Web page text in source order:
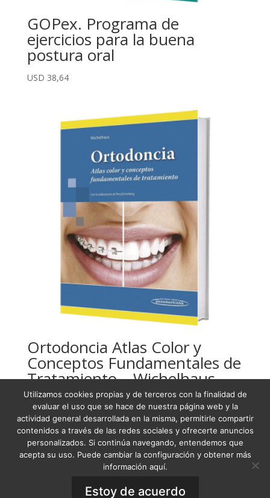
GOPex. Programa de
ejercicios para la buena
postura oral
USD 38,64
Ortodoncia Atlas Color y
Conceptos Fundamentales de
Tratamiento – Wichelhaus
USD149,28
Condiciones Generales de Venta
Términos y condiciones
Política de Cookies
Utilizamos cookies propias y de terceros con la finalidad de
evaluar el uso que se hace de nuestra página web y la
actividad general desarrollada en la misma, permitirle compartir
contenidos a través de las redes sociales y ofrecerte anuncios
personalizados. Si continúa navegando, entendemos que
acepta su uso. Puede cambiar la configuración y obtener más
información aquí.
Estoy de acuerdo